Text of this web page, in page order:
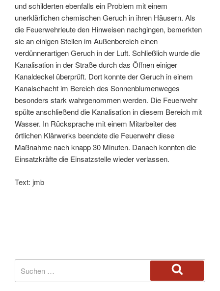
und schilderten ebenfalls ein Problem mit einem
unerklärlichen chemischen Geruch in ihren Häusern. Als
die Feuerwehrleute den Hinweisen nachgingen, bemerkten
sie an einigen Stellen im Außenbereich einen
verdünnerartigen Geruch in der Luft. Schließlich wurde die
Kanalisation in der Straße durch das Öffnen einiger
Kanaldeckel überprüft. Dort konnte der Geruch in einem
Kanalschacht im Bereich des Sonnenblumenweges
besonders stark wahrgenommen werden. Die Feuerwehr
spülte anschließend die Kanalisation in diesem Bereich mit
Wasser. In Rücksprache mit einem Mitarbeiter des
örtlichen Klärwerks beendete die Feuerwehr diese
Maßnahme nach knapp 30 Minuten. Danach konnten die
Einsatzkräfte die Einsatzstelle wieder verlassen.
Text: jmb